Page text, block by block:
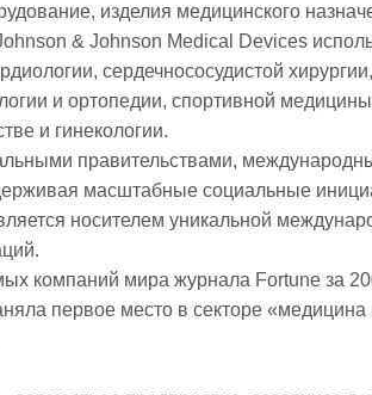
изделия медицинского
& Johnson Medical Devices
сердечнососудистой
и ортопедии, спортивной
и гинекологии.
правительствами,
масштабные социальные
носителем уникальной
компаний мира журнала Fortune за
первое место в секторе